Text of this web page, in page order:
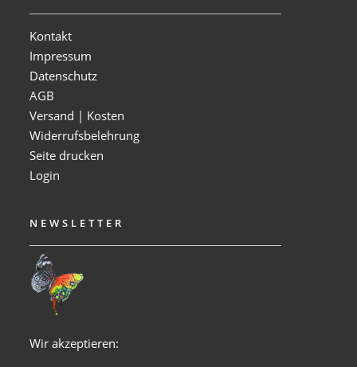
Kontakt
Impressum
Datenschutz
AGB
Versand | Kosten
Widerrufsbelehrung
Seite drucken
Login
NEWSLETTER
Wir akzeptieren: